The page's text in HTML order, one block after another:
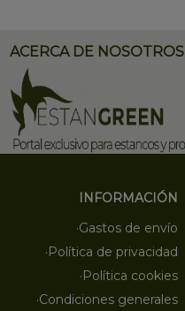
ACERCA DE NOSOTROS
INFORMACIÓN
·Gastos de envío
·Política de privacidad
·Política cookies
·Condiciones generales